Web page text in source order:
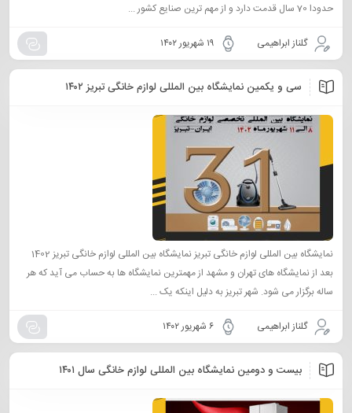
حدودا 70 سال قدمت دارد و از مهم ترین صنایع کشور ...
گلناز ابراهیمی ۱۹ شهریور ۱۴۰۲
سی و یکمین نمایشگاه بین المللی لوازم خانگی تبریز ۱۴۰۲
نمایشگاه بین المللی لوازم خانگی تبریز نمایشگاه بین المللی لوازم خانگی تبریز 1402
بعد از نمایشگاه های تهران و مشهد از مهمترین نمایشگاه ها به حساب می آید که هر
ساله برگزار می شود. شهر تبریز به دلیل اینکه یک ...
گلناز ابراهیمی ۶ شهریور ۱۴۰۲
بیست و دومین نمایشگاه بین المللی لوازم خانگی سال ۱۴۰۱